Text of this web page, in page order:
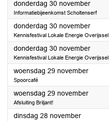
donderdag 30 november2023
Informatiebijeenkomst Scholtenserf
donderdag 30 november2023
Kennisfestival Lokale Energie Overijssel
donderdag 30 november2023
Kennisfestival Lokale Energie Overijssel
woensdag 29 november2023
Spoorcafé
woensdag 29 november2023
Afsluiting Briljant!
dinsdag 28 november2023